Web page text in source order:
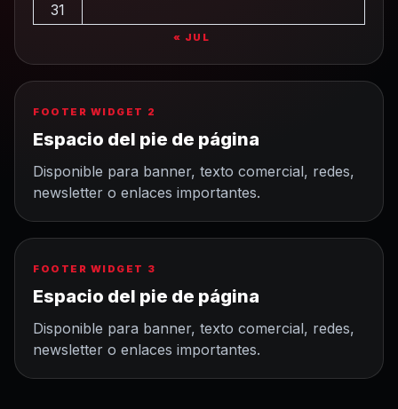
31
« JUL
FOOTER WIDGET 2
Espacio del pie de página
Disponible para banner, texto comercial, redes,
newsletter o enlaces importantes.
FOOTER WIDGET 3
Espacio del pie de página
Disponible para banner, texto comercial, redes,
newsletter o enlaces importantes.